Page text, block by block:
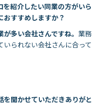
紹介したい同業の方がいら
おすすめしますか？
多い会社さんですね。 業務
られない会社さんに合って
聞かせていただきありがと